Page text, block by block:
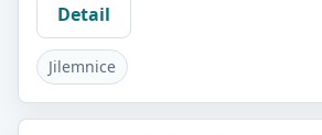
Detail
Jilemnice